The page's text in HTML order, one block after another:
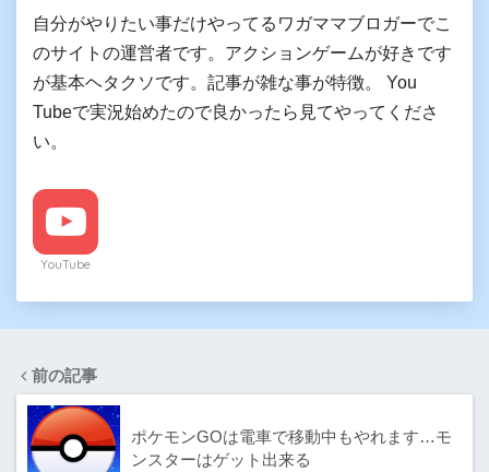
自分がやりたい事だけやってるワガママブロガーでこ
のサイトの運営者です。アクションゲームが好きです
が基本ヘタクソです。記事が雑な事が特徴。 You
Tubeで実況始めたので良かったら見てやってくださ
い。
YouTube
前の記事
ポケモンGOは電車で移動中もやれます…モ
ンスターはゲット出来る